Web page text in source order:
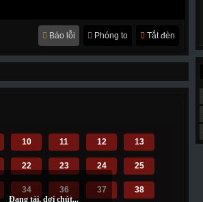
Tắt đèn
Phóng to
Báo lỗi
10 11 12 13
22 23 24 25
34 36 37 38